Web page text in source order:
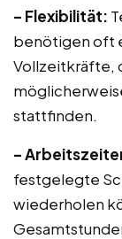
– Flexibilität:
benötigen oft
Vollzeitkräfte,
stattfinden.
–
festgelegte
wiederholen